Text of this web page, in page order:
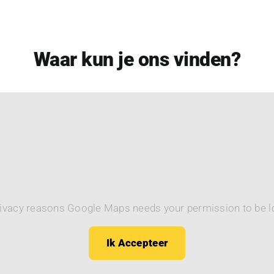
Waar kun je ons vinden?
reasons Google Maps needs your permission to be
Ik Accepteer